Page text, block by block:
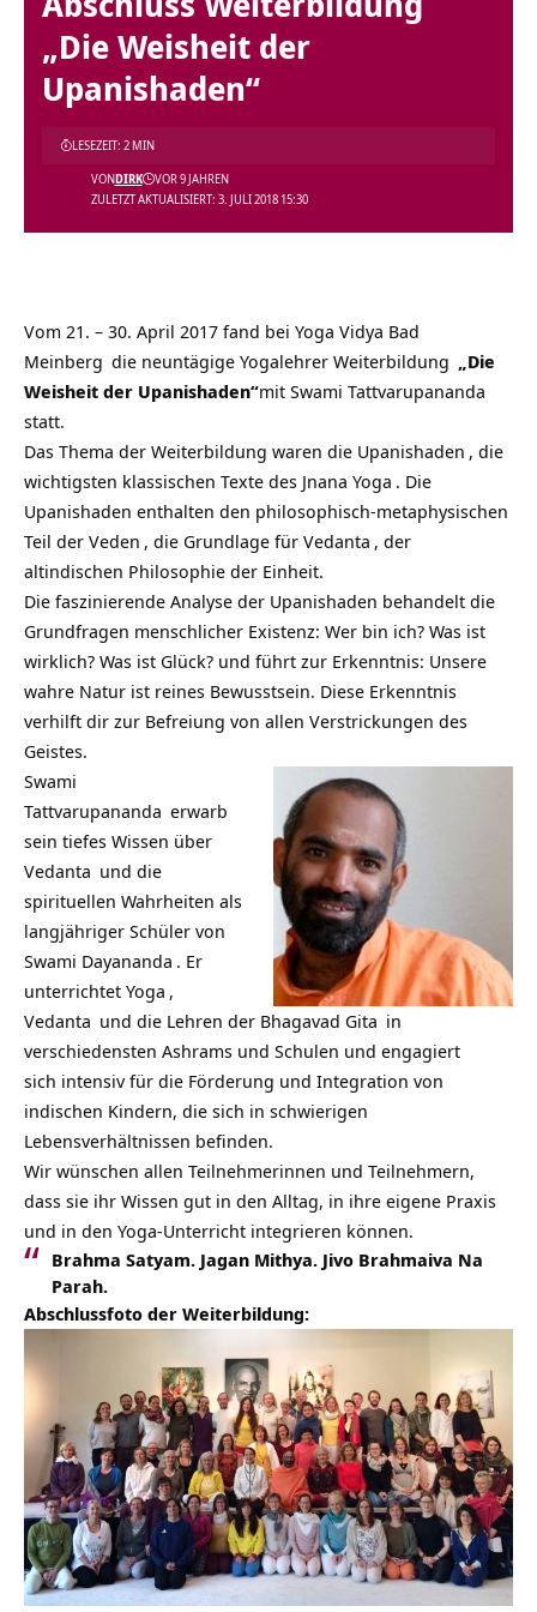
„Die Weisheit der
Upanishaden“
ZULETZT AKTUALISIERT: 3. JULI 2018 15:30
VONDIRK VOR 9 JAHREN
LESEZEIT: 2 MIN
Vom 21. – 30. April 2017 fand bei Yoga Vidya Bad
Meinberg die neuntägige Yogalehrer Weiterbildung „Die
Weisheit der Upanishaden“mit Swami Tattvarupananda
statt.
Das Thema der Weiterbildung waren die Upanishaden , die
wichtigsten klassischen Texte des Jnana Yoga . Die
Upanishaden enthalten den philosophisch-metaphysischen
Teil der Veden , die Grundlage für Vedanta , der
altindischen Philosophie der Einheit.
Die faszinierende Analyse der Upanishaden behandelt die
Grundfragen menschlicher Existenz: Wer bin ich? Was ist
wirklich? Was ist Glück? und führt zur Erkenntnis: Unsere
wahre Natur ist reines Bewusstsein. Diese Erkenntnis
verhilft dir zur Befreiung von allen Verstrickungen des
Geistes.
Swami
Tattvarupananda erwarb
sein tiefes Wissen über
Vedanta und die
spirituellen Wahrheiten als
langjähriger Schüler von
Swami Dayananda . Er
unterrichtet Yoga ,
Vedanta und die Lehren der Bhagavad Gita in
verschiedensten Ashrams und Schulen und engagiert
sich intensiv für die Förderung und Integration von
indischen Kindern, die sich in schwierigen
Lebensverhältnissen befinden.
Wir wünschen allen Teilnehmerinnen und Teilnehmern,
dass sie ihr Wissen gut in den Alltag, in ihre eigene Praxis
und in den Yoga-Unterricht integrieren können.
Brahma Satyam. Jagan Mithya. Jivo Brahmaiva Na
Parah.
Abschlussfoto der Weiterbildung: